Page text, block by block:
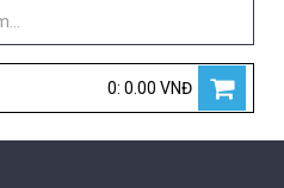
0: 0.00 VNĐ